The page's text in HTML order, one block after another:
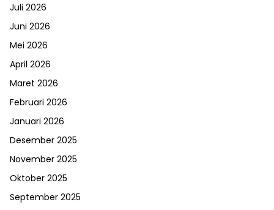
Juli 2026
Juni 2026
Mei 2026
April 2026
Maret 2026
Februari 2026
Januari 2026
Desember 2025
November 2025
Oktober 2025
September 2025